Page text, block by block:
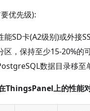
优先级):
能SD卡(A2级别)或外接
区，保持至少15-20%的
数据目录移至
ThingsPanel上的性能